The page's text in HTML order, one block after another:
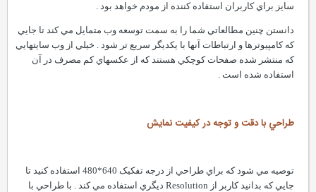
سايز براي کاربران استفاده کننده از مودم خواهد بود .
دانستن چنين مطالعاتي شما را به سمت توسعه وب متمايل مي کند تا جايي
که کامپيوترها و ارتباطات آنها با يکديگر سريع تر شود . خيلي از وب سايتهايي
که منتشر شده صفحات کوچکي هستند که از عکسهاي کم مصرف در آن
استفاده شده است .
طراحي با دقت و توجه در کيفيت نمايش
توصيه مي شود که براي طراحي از درجه تفکيک 640*480 استفاده کنيد تا
جايي که بدانيد کاربر از Resolution ديگري استفاده مي کند . با طراحي با